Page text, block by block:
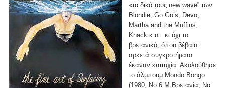
«το δικό τους new wave” των
Blondie, Go Go’s, Devo,
Martha and the Muffins,
Knack κ.α. κι όχι το
βρετανικό, όπου βέβαια
αρκετά συγκροτήματα
έκαναν επιτυχία. Ακολούθησε
το άλμπουμ Mondo Bongo
(1980, Νο 6 Μ.Βρετανία, Νο